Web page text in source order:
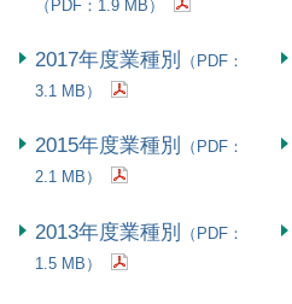
（PDF：1.9 MB）
2017年度業種別
（PDF：
3.1 MB）
2015年度業種別
（PDF：
2.1 MB）
2013年度業種別
（PDF：
1.5 MB）